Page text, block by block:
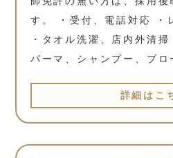
す。 ・受付、電話対応 ・
・タオル洗濯、店内外清
パーマ、シャンプー、ブ
詳細はこ